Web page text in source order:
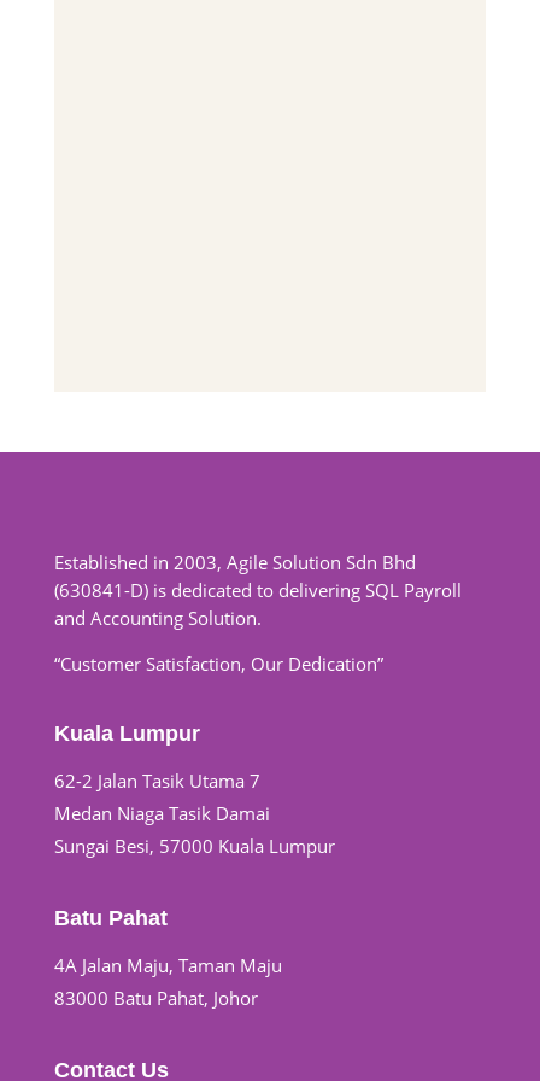
Established in 2003, Agile Solution Sdn Bhd
(630841-D) is dedicated to delivering SQL Payroll
and Accounting Solution.
“Customer Satisfaction, Our Dedication”
Kuala Lumpur
62-2 Jalan Tasik Utama 7
Medan Niaga Tasik Damai
Sungai Besi, 57000 Kuala Lumpur
Batu Pahat
4A Jalan Maju, Taman Maju
83000 Batu Pahat, Johor
Contact Us